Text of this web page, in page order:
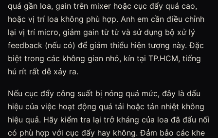
quá gần loa, gain trên mixer hoặc cục đẩy quá cao,
hoặc vị trí loa không phù hợp. Anh em cần điều chỉnh
lại vị trí micro, giảm gain từ từ và sử dụng bộ xử lý
feedback (nếu có) để giảm thiểu hiện tượng này. Đặc
biệt trong các không gian nhỏ, kín tại TP.HCM, tiếng
hú rít rất dễ xảy ra.
Nếu cục đẩy công suất bị nóng quá mức, đây là dấu
hiệu của việc hoạt động quá tải hoặc tản nhiệt không
hiệu quả. Hãy kiểm tra lại trở kháng của loa đã đấu nối
có phù hợp với cục đẩy hay không. Đảm bảo các khe